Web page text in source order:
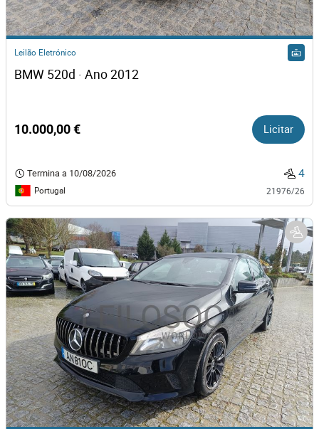
Leilão Eletrónico
BMW 520d · Ano 2012
10.000,00 € Licitar
Termina a 10/08/2026 4
Portugal 21976/26